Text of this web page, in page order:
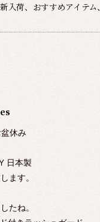
休み
日本製
ます。
たね。
入荷、 おすすめアイテム、